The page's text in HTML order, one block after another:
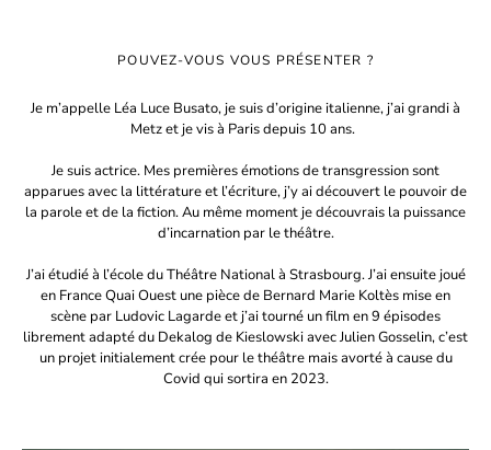
POUVEZ-VOUS VOUS PRÉSENTER ?
Je m’appelle Léa Luce Busato, je suis d’origine italienne, j’ai grandi à
Metz et je vis à Paris depuis 10 ans.
Je suis actrice. Mes premières émotions de transgression sont
apparues avec la littérature et l’écriture, j’y ai découvert le pouvoir de
la parole et de la fiction. Au même moment je découvrais la puissance
d’incarnation par le théâtre.
J’ai étudié à l’école du Théâtre National à Strasbourg. J’ai ensuite joué
en France Quai Ouest une pièce de Bernard Marie Koltès mise en
scène par Ludovic Lagarde et j’ai tourné un film en 9 épisodes
librement adapté du Dekalog de Kieslowski avec Julien Gosselin, c’est
un projet initialement crée pour le théâtre mais avorté à cause du
Covid qui sortira en 2023.